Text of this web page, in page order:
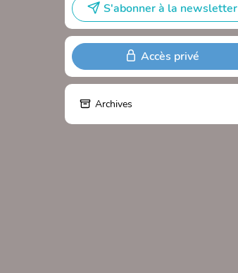
S'abonner à la newsletter
Accès privé
Archives